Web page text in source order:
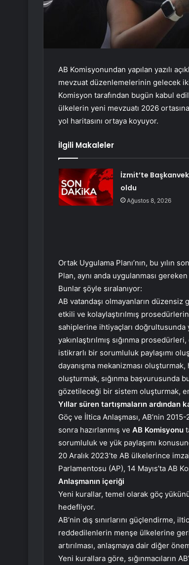
AB Komisyonundan yapılan yazılı
mevzuat düzenlemelerinin gelecek
Komisyon tarafından bugün kabul
ülkelerin yeni mevzuatı 2026
yol haritasını ortaya koyuyor.
İlgili Makaleler
İzmit’te
oldu
Ağustos 8, 2026
Ortak Uygulama Planı’nın, bu yılın
Plan, aynı anda uygulanması
Bunlar şöyle sıralanıyor:
AB vatandaşı olmayanların
etkili ve kolaylaştırılmış
sahiplerine ihtiyaçları doğrultusunda
yakınlaştırılmış sığınma
istikrarlı bir sorumluluk paylaşımı
dayanışma mekanizması
oluşturmak, sığınma başvurusunda
gözetileceği bir sistem oluşturmak,
Yıllar süren tartışmaların ardından
Göç ve İltica Anlaşması, AB’nin
sonra hazırlanmış ve AB Komisyonu
sorumluluk ve yük paylaşımı
20 Aralık 2023’te AB ülkelerince
Parlamentosu (AP), 14 Mayıs’ta AB
Anlaşmanın içeriği
Yeni kurallar, temel olarak göç
hedefliyor.
AB’nin dış sınırlarını güçlendirme,
reddedilenlerin menşe ülkelerine
artırılması, anlaşmaya dair diğer
Yeni kurallara göre, sığınmacıların